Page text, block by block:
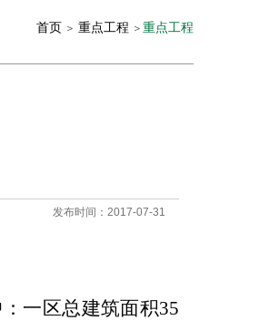
首页 ＞ 重点工程 ＞ 重点工程
发布时间：2017-07-31
一区总建筑面积35